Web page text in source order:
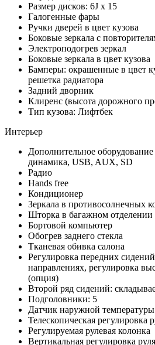
Размер дисков: 6J x 15
Галогенные фары
Ручки дверей в цвет кузова
Боковые зеркала с
Электроподогрев зеркал
Боковые зеркала в цвет кузова
Бамперы: окрашенные в цвет
решетка радиатора
Задний дворник
Клиренс (высота дорожного
Тип кузова: Лифтбек
Интерьер
Дополнительное
динамика, USB, AUX, SD
Радио
Hands free
Кондиционер
Зеркала в противосолнечных
Шторка в багажном отделении
Бортовой компьютер
Обогрев заднего стекла
Тканевая обивка салона
Регулировка передних
направлениях, регулировка
(опция)
Второй ряд сидений:
Подголовники: 5
Датчик наружной температуры
Телескопическая регулировка
Регулируемая рулевая колонка
Вертикальная регулировка руля